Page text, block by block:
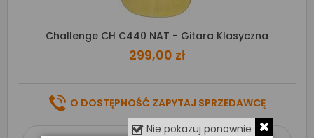
Challenge CH C440 NAT - Gitara Klasyczna
299,00 zł
O DOSTĘPNOŚĆ ZAPYTAJ SPRZEDAWCĘ
Nie pokazuj ponownie